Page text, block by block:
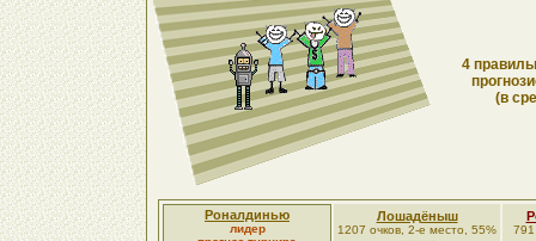
4
(в
Роналдинью
лидер
Лошадёныш
1207 очков, 2-е место, 55%
791